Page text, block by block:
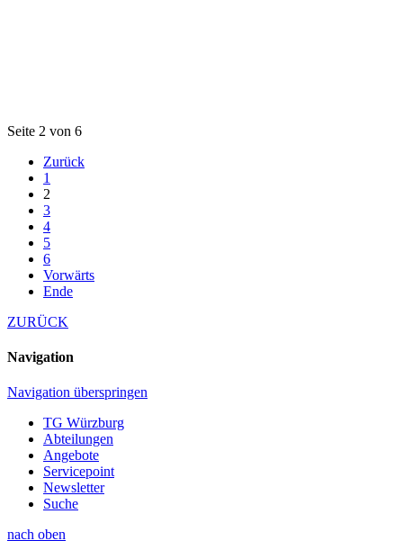
Seite 2 von 6
Zurück
1
2
3
4
5
6
Vorwärts
Ende
ZURÜCK
Navigation
Navigation überspringen
TG Würzburg
Abteilungen
Angebote
Servicepoint
Newsletter
Suche
nach oben